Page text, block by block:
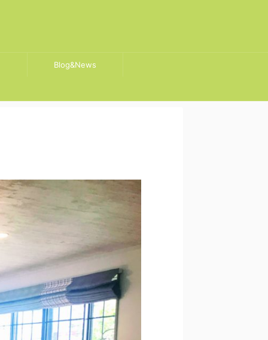
Blog&News